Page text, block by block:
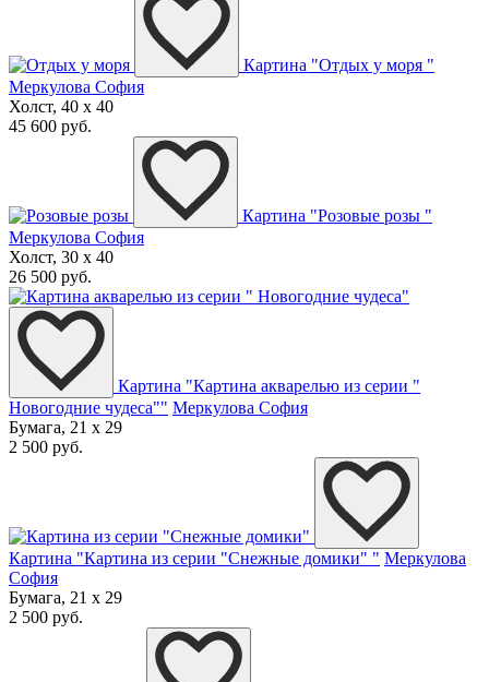
Картина "Отдых у моря "
Меркулова София
Холст, 40 x 40
45 600 руб.
Картина "Розовые розы "
Меркулова София
Холст, 30 x 40
26 500 руб.
Картина "Картина акварелью из серии "
Новогодние чудеса"" Меркулова София
Бумага, 21 x 29
2 500 руб.
Картина "Картина из серии "Снежные домики" " Меркулова
София
Бумага, 21 x 29
2 500 руб.